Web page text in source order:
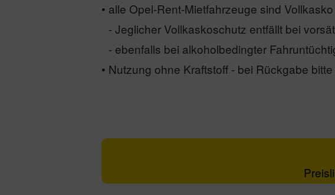
• alle Opel-Rent-Mietfahrzeuge sind
- Jeglicher Vollkaskoschutz entfällt bei
- ebenfalls bei alkoholbedingter
• Nutzung ohne Kraftstoff - bei Rückgabe